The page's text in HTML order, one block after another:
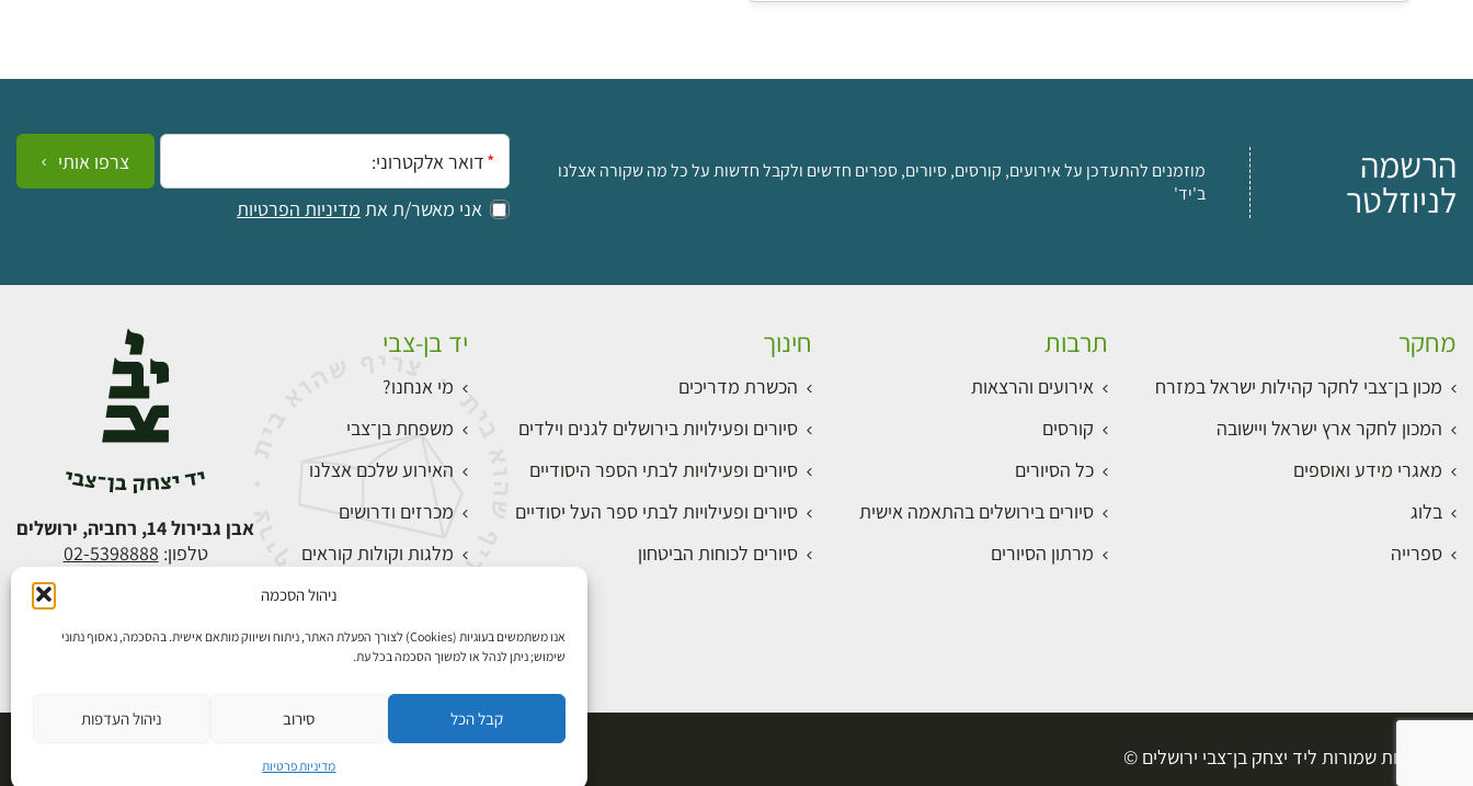
ניהול הסכמה
אנו משתמשים בעוגיות (Cookies) לצורך הפעלת האתר, ניתוח ושיווק מותאם אישית. בהסכמה, נאסוף נתוני
שימוש; ניתן לנהל או למשוך הסכמה בכל עת.
קבל הכל סירוב ניהול העדפות
מדיניות פרטיות
הרשמה
לניוזלטר
מוזמנים להתעדכן על אירועים, קורסים, סיורים, ספרים חדשים ולקבל חדשות על כל מה שקורה אצלנו
ב'יד'
אימייל:
אני מאשר/ת את מדיניות הפרטיות
צרפו אותי
מחקר
מכון בן־צבי לחקר קהילות ישראל במזרח
המכון לחקר ארץ ישראל ויישובה
מאגרי מידע ואוספים
בלוג
ספרייה
תרבות
אירועים והרצאות
קורסים
כל הסיורים
סיורים בירושלים בהתאמה אישית
מרתון הסיורים
חינוך
הכשרת מדריכים
סיורים ופעילויות בירושלים לגנים וילדים
סיורים ופעילויות לבתי הספר היסודיים
סיורים ופעילויות לבתי ספר העל יסודיים
סיורים לכוחות הביטחון
יד בן-צבי
מי אנחנו?
משפחת בן־צבי
האירוע שלכם אצלנו
מכרזים ודרושים
מלגות וקולות קוראים
התחברות
אבן גבירול 14, רחביה, ירושלים
טלפון: 02-5398888
כל הזכויות שמורות ליד יצחק בן־צבי ירושלים ©